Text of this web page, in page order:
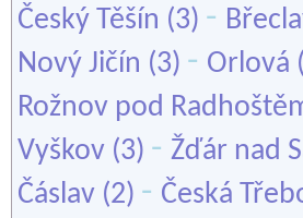
Český Těšín (3) -
Nový Jičín (3) - Orlová
Rožnov pod
Vyškov (3) - Žďár nad
Čáslav (2) - Česká